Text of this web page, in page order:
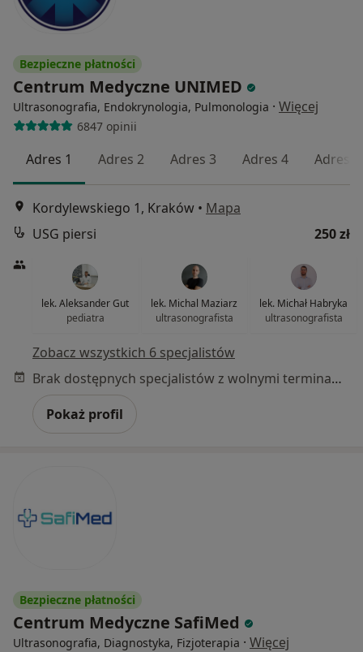
Bezpieczne płatności
Centrum Medyczne UNIMED
Ultrasonografia, Endokrynologia, Pulmonologia · Więcej
6847 opinii
Adres 1 Adres 2 Adres 3 Adres 4 Adres 5
Kordylewskiego 1, Kraków • Mapa
USG piersi
250 zł
lek. Aleksander Gut
pediatra
lek. Michal Maziarz
ultrasonografista
lek. Michał Habryka
ultrasonografista
Zobacz wszystkich 6 specjalistów
Brak dostępnych specjalistów z wolnymi terminami w tym centrum medycznym.
Pokaż profil
Bezpieczne płatności
Centrum Medyczne SafiMed
Ultrasonografia, Diagnostyka, Fizjoterapia · Więcej